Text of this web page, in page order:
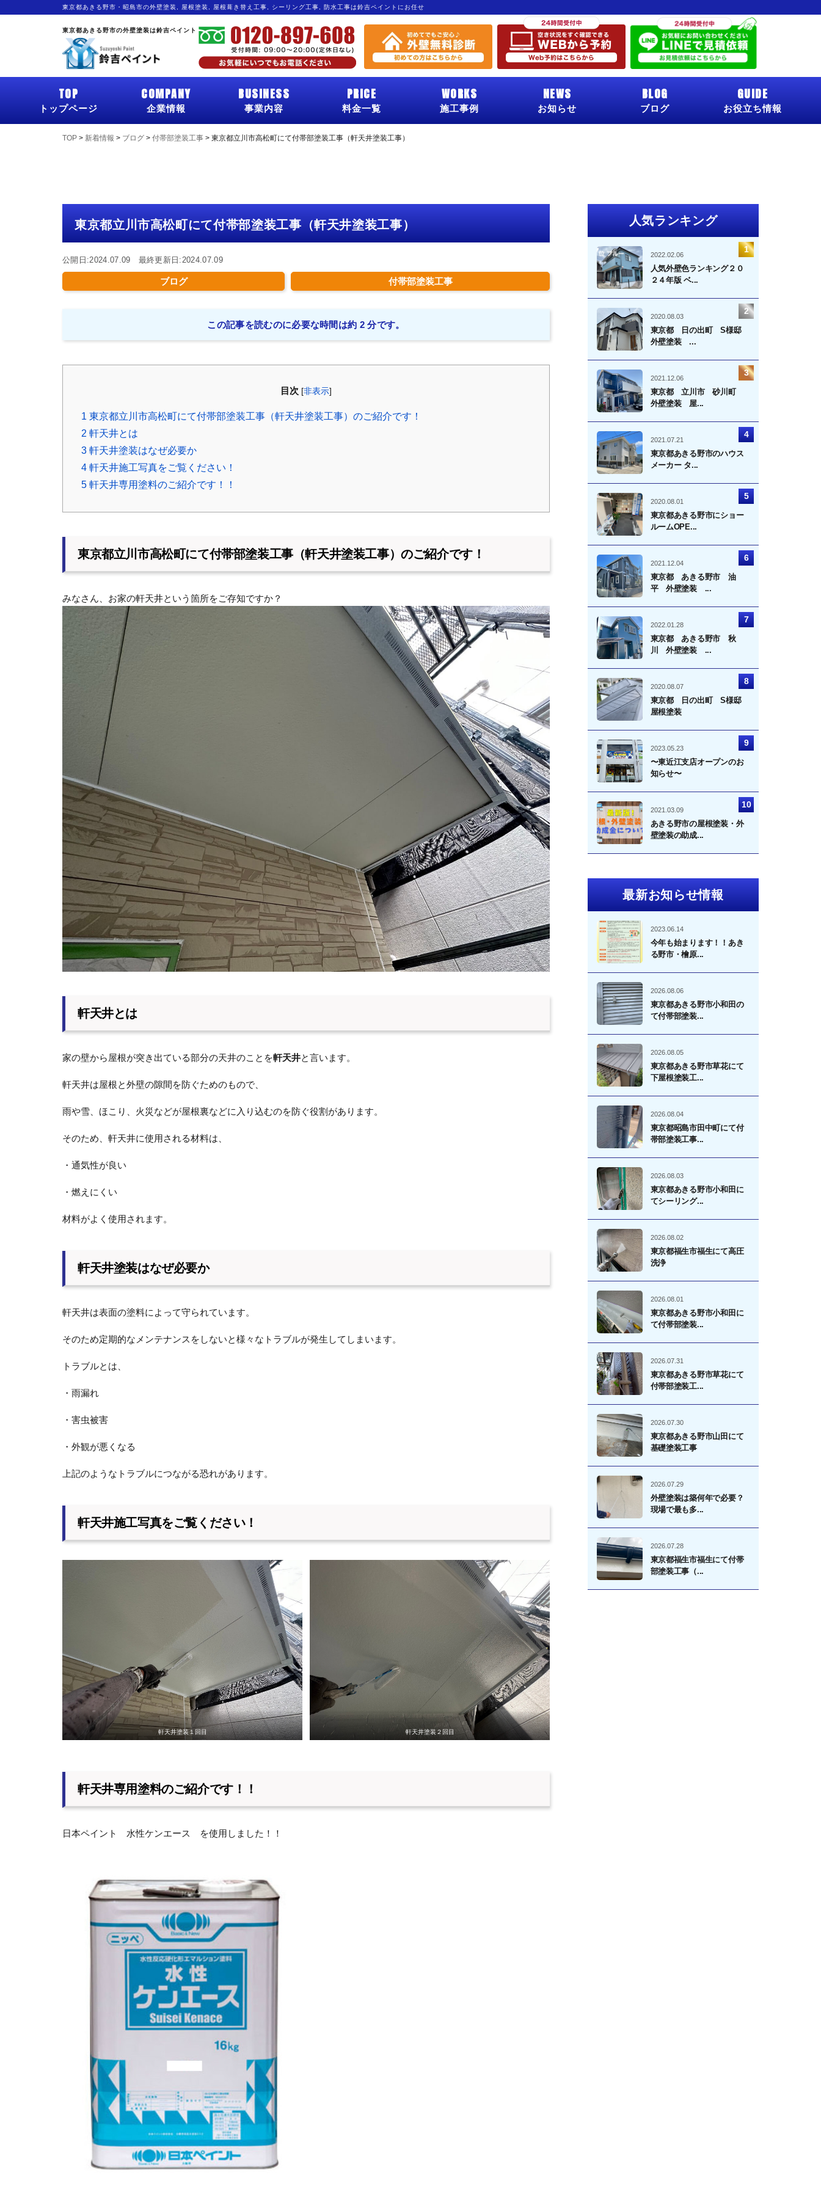
東京都あきる野市・昭島市の外壁塗装, 屋根塗装, 屋根葺き替え工事, シーリング工事, 防水工事は鈴吉ペイントにお任せ
東京都あきる野市の外壁塗装は鈴吉ペイント
TOP
トップページ
COMPANY
企業情報
BUSINESS
事業内容
PRICE
料金一覧
WORKS
施工事例
NEWS
お知らせ
BLOG
ブログ
GUIDE
お役立ち情報
TOP > 新着情報 > ブログ > 付帯部塗装工事 > 東京都立川市高松町にて付帯部塗装工事（軒天井塗装工事）
東京都立川市高松町にて付帯部塗装工事（軒天井塗装工事）
公開日:2024.07.09 最終更新日:2024.07.09
ブログ 付帯部塗装工事
この記事を読むのに必要な時間は約 2 分です。
目次 [非表示]
1 東京都立川市高松町にて付帯部塗装工事（軒天井塗装工事）のご紹介です！
2 軒天井とは
3 軒天井塗装はなぜ必要か
4 軒天井施工写真をご覧ください！
5 軒天井専用塗料のご紹介です！！
東京都立川市高松町にて付帯部塗装工事（軒天井塗装工事）のご紹介です！
みなさん、お家の軒天井という箇所をご存知ですか？
軒天井とは
家の壁から屋根が突き出ている部分の天井のことを軒天井と言います。
軒天井は屋根と外壁の隙間を防ぐためのもので、
雨や雪、ほこり、火災などが屋根裏などに入り込むのを防ぐ役割があります。
そのため、軒天井に使用される材料は、
・通気性が良い
・燃えにくい
材料がよく使用されます。
軒天井塗装はなぜ必要か
軒天井は表面の塗料によって守られています。
そのため定期的なメンテナンスをしないと様々なトラブルが発生してしまいます。
トラブルとは、
・雨漏れ
・害虫被害
・外観が悪くなる
上記のようなトラブルにつながる恐れがあります。
軒天井施工写真をご覧ください！
軒天井塗装１回目 軒天井塗装２回目
軒天井専用塗料のご紹介です！！
日本ペイント 水性ケンエース を使用しました！！
人気ランキング
2022.02.06
人気外壁色ランキング２０
２４年版 ベ...
2020.08.03
東京都 日の出町 S様邸
外壁塗装 ...
2021.12.06
東京都 立川市 砂川町
外壁塗装 屋...
2021.07.21
東京都あきる野市のハウス
メーカー タ...
2020.08.01
東京都あきる野市にショー
ルームOPE...
2021.12.04
東京都 あきる野市 油
平 外壁塗装 ...
2022.01.28
東京都 あきる野市 秋
川 外壁塗装 ...
2020.08.07
東京都 日の出町 S様邸
屋根塗装
2023.05.23
〜東近江支店オープンのお
知らせ〜
2021.03.09
あきる野市の屋根塗装・外
壁塗装の助成...
最新お知らせ情報
2023.06.14
今年も始まります！！あき
る野市・檜原...
2026.08.06
東京都あきる野市小和田の
て付帯部塗装...
2026.08.05
東京都あきる野市草花にて
下屋根塗装工...
2026.08.04
東京都昭島市田中町にて付
帯部塗装工事...
2026.08.03
東京都あきる野市小和田に
てシーリング...
2026.08.02
東京都福生市福生にて高圧
洗浄
2026.08.01
東京都あきる野市小和田に
て付帯部塗装...
2026.07.31
東京都あきる野市草花にて
付帯部塗装工...
2026.07.30
東京都あきる野市山田にて
基礎塗装工事
2026.07.29
外壁塗装は築何年で必要？
現場で最も多...
2026.07.28
東京都福生市福生にて付帯
部塗装工事（...